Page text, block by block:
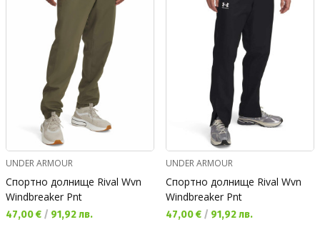
UNDER ARMOUR
Спортно долнище Rival Wvn
Windbreaker Pnt
Текуща цена:
47,00 € / 91,92 лв.
UNDER ARMOUR
Спортно долнище Rival Wvn
Windbreaker Pnt
Текуща цена:
47,00 € / 91,92 лв.